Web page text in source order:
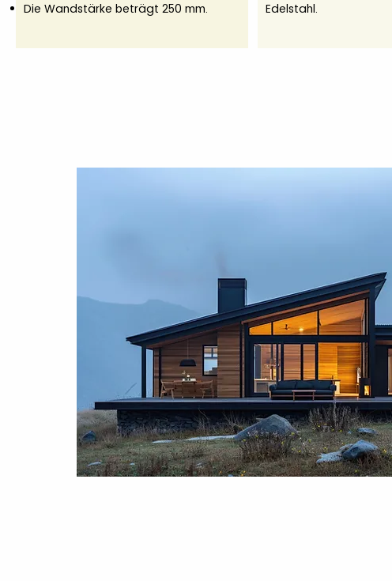
Die Wandstärke beträgt 250 mm.
Edelstahl.